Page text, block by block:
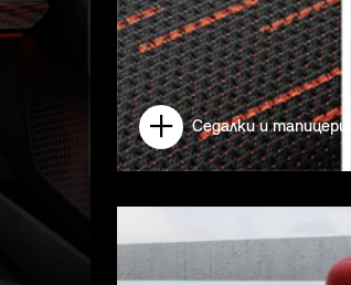
Седалки и